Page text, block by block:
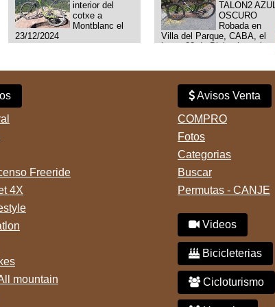
interior del
cotxe a
Montblanc el
23/12/2024
TALON2 AZUL
OSCURO
Robada en
Villa del Parque, CABA, el
lunes 23 de Diciembre a las
Freeride
4X
mountain
Avisos Venta
COMPRO
Fotos
Categorias
Buscar
Permutas - CANJE
Videos
Bicicleterias
Cicloturismo